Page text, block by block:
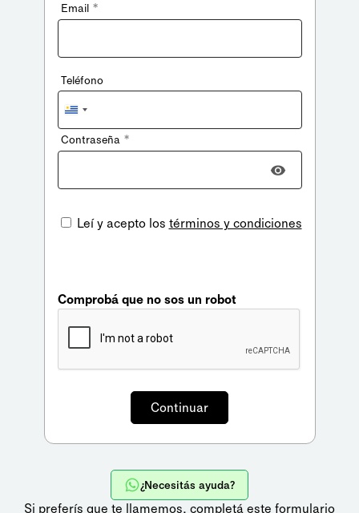
Email *
Teléfono
Uruguay
+598
Contraseña *
Leí y acepto los términos y condiciones
Comprobá que no sos un robot
¿Necesitás ayuda?
Si preferís que te llamemos, completá este formulario